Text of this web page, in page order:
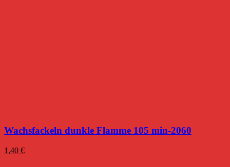
Wachsfackeln dunkle Flamme 105 min-2060
1,40 €